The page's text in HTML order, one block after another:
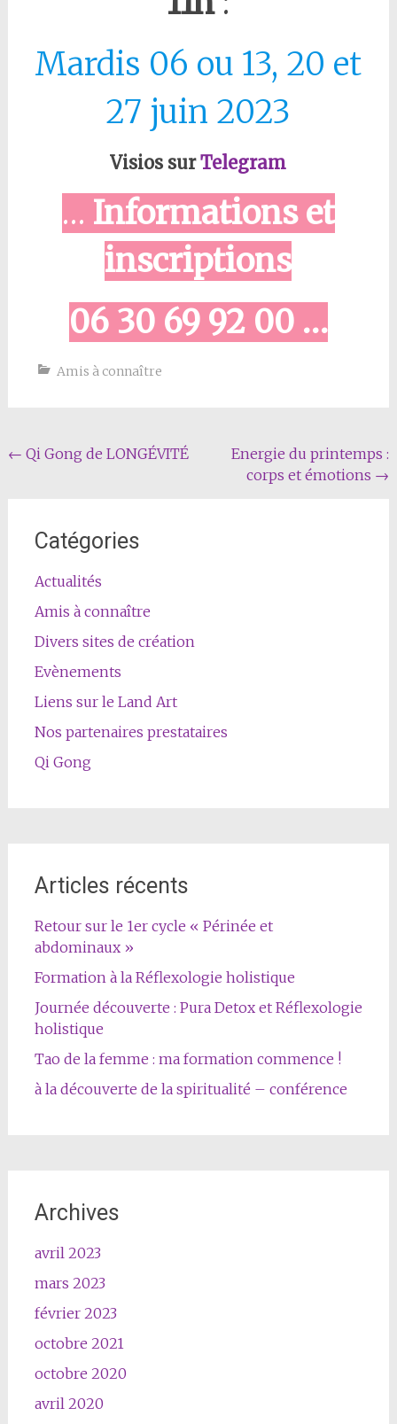
Mardis 06 ou 13, 20 et
27 juin 2023
Visios surTelegram
… Informations et
inscriptions
06 30 69 92 00 …
Amis à connaître
Navigation
← Qi Gong de LONGÉVITÉ
Energie du printemps :
corps et émotions →
Catégories
Actualités
Amis à connaître
Divers sites de création
Evènements
Liens sur le Land Art
Nos partenaires prestataires
Qi Gong
Articles récents
Retour sur le 1er cycle « Périnée et
abdominaux »
Formation à la Réflexologie holistique
Journée découverte : Pura Detox et Réflexologie
holistique
Tao de la femme : ma formation commence !
à la découverte de la spiritualité – conférence
Archives
avril 2023
mars 2023
février 2023
octobre 2021
octobre 2020
avril 2020